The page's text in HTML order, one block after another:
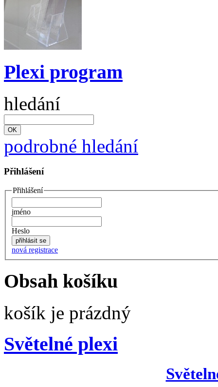
Plexi program
hledání
podrobné hledání
Přihlášení
Přihlášení
jméno
Heslo
nová registrace
Obsah košíku
košík je prázdný
Světelné plexi